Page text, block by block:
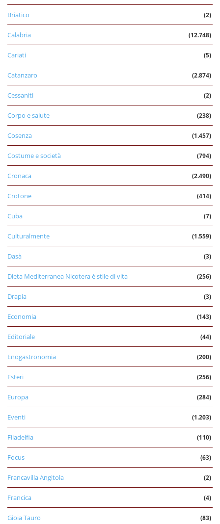
Briatico (2)
Calabria (12.748)
Cariati (5)
Catanzaro (2.874)
Cessaniti (2)
Corpo e salute (238)
Cosenza (1.457)
Costume e società (794)
Cronaca (2.490)
Crotone (414)
Cuba (7)
Culturalmente (1.559)
Dasà (3)
Dieta Mediterranea Nicotera è stile di vita (256)
Drapia (3)
Economia (143)
Editoriale (44)
Enogastronomia (200)
Esteri (256)
Europa (284)
Eventi (1.203)
Filadelfia (110)
Focus (63)
Francavilla Angitola (2)
Francica (4)
Gioia Tauro (83)